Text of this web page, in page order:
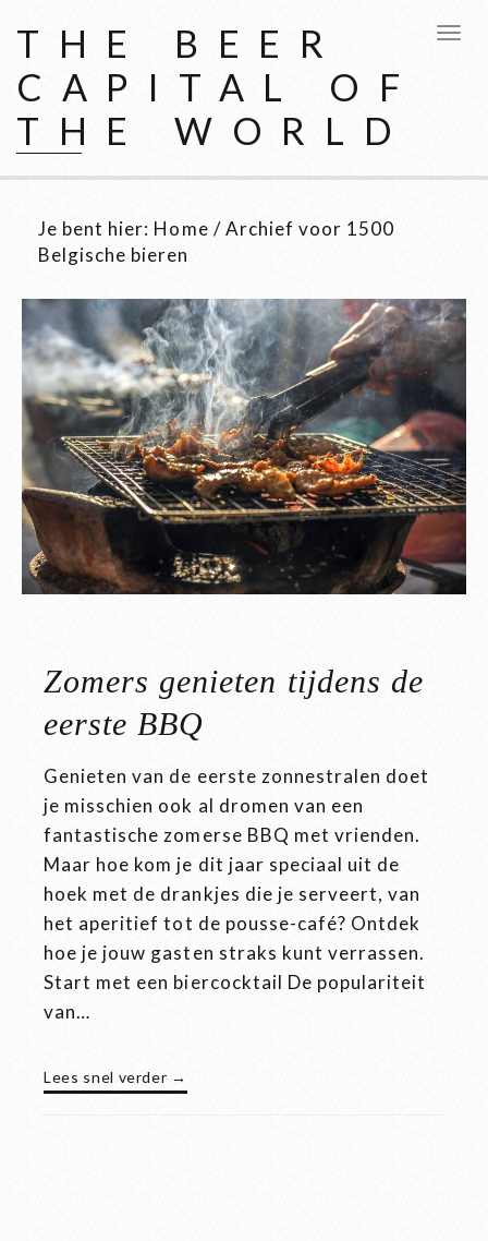
THE BEER
CAPITAL OF
THE WORLD
Je bent hier: Home /Archief voor 1500
Belgische bieren
Zomers genieten tijdens de
eerste BBQ
Genieten van de eerste zonnestralen doet
je misschien ook al dromen van een
fantastische zomerse BBQ met vrienden.
Maar hoe kom je dit jaar speciaal uit de
hoek met de drankjes die je serveert, van
het aperitief tot de pousse-café? Ontdek
hoe je jouw gasten straks kunt verrassen.
Start met een biercocktail De populariteit
van…
Lees snel verder →